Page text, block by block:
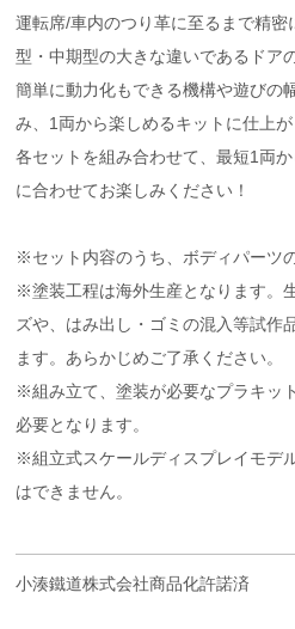
運転席/車内のつり革に至るまで精密
型・中期型の大きな違いであるドア
簡単に動力化もできる機構や遊びの
み、1両から楽しめるキットに仕上が
各セットを組み合わせて、最短1両
に合わせてお楽しみください！
※セット内容のうち、ボディパーツ
※塗装工程は海外生産となります。
ズや、はみ出し・ゴミの混入等試作
ます。あらかじめご了承ください。
※組み立て、塗装が必要なプラキッ
必要となります。
※組立式スケールディスプレイモデ
はできません。
小湊鐵道株式会社商品化許諾済